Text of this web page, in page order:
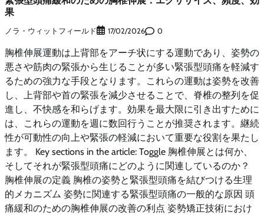
果
ノラ・ウィットフィールド 17/02/2026 0
胸椎伸展運動は上背部をアーチ状にする運動であり、姿勢の
悪さや筋肉の緊張から生じることが多い緊張型頭痛を軽減す
るための強力な手段となります。これらの運動は姿勢を改善
し、上背部や首の緊張を減少させることで、脊椎の整列を促
進し、不快感を和らげます。効果を最大限に引き出すために
は、これらの運動を週に数回行うことが推奨されます。継続
性が可動性の向上や緊張の軽減において重要な役割を果たし
ます。 Key sections in the article: Toggle 胸椎伸展とは何か、
そしてそれが緊張型頭痛にどのように関連しているのか？
胸椎伸展の定義 胸椎の姿勢と緊張型頭痛を結びつける生理
的メカニズム 姿勢に関連する緊張型頭痛の一般的な原因 頭
痛緩和のための胸椎伸展の改善の利点 姿勢矯正技術におけ